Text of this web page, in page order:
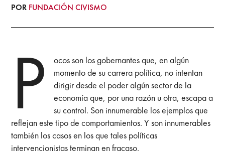
POR FUNDACIÓN CIVISMO
P
ocos son los gobernantes que, en algún
momento de su carrera política, no intentan
dirigir desde el poder algún sector de la
economía que, por una razón u otra, escapa a
su control. Son innumerable los ejemplos que
reflejan este tipo de comportamientos. Y son innumerables
también los casos en los que tales políticas
intervencionistas terminan en fracaso.